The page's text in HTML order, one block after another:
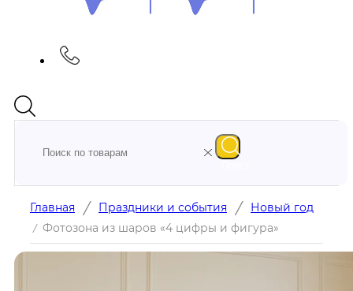
Главная / Праздники и события / Новый год
/ Фотозона из шаров «4 цифры и фигура»